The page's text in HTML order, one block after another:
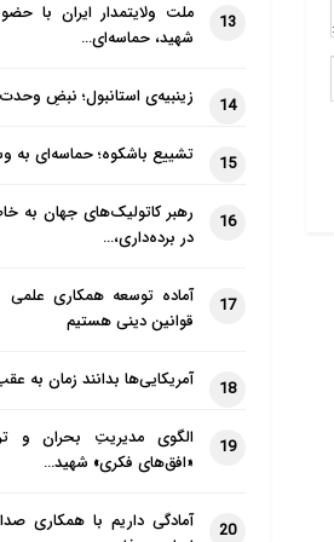
13
ملت ولایتمدار ایران با
شهید، حماسه‌ای…
14 زینبیه‌ی استانبول؛ نبضِ
15 تشییع باشکوه؛ حماسه‌ای به
16
رهبر کاتولیک‌های جهان به
در برده‌داری،…
17
آماده توسعه همکاری
قوانین دینی هستیم
18 آمریکایی‌ها بدانند زمان به
19
الگوی مدیریتِ بحران و
«افق‌های فکری» شهید…
20
آمادگی داریم با همکاری